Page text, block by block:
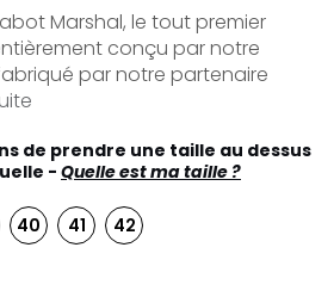
Marshal, le tout premier
conçu par notre
par notre partenaire
de prendre une taille au dessus
- Quelle est ma taille ?
40 41 42